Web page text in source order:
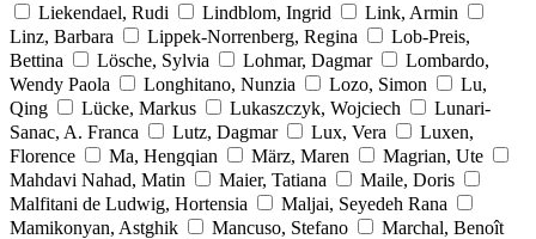
Liekendael, Rudi
Lindblom, Ingrid
Link, Armin
Linz, Barbara
Lippek-Norrenberg, Regina
Lob-Preis,
Bettina
Lösche, Sylvia Lohmar, Dagmar
Lombardo,
Wendy Paola
Longhitano, Nunzia Lozo, Simon
Lu,
Qing
Lücke, Markus Lukaszczyk, Wojciech
Lunari-
Sanac, A. Franca
Lutz, Dagmar Lux, Vera
Luxen,
Florence
Ma, Hengqian März, Maren
Magrian, Ute
Mahdavi Nahad, Matin
Maier, Tatiana
Maile, Doris
Malfitani de Ludwig, Hortensia
Maljai, Seyedeh Rana
Mamikonyan, Astghik
Mancuso, Stefano
Marchal, Benoît